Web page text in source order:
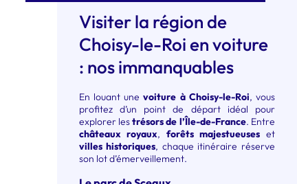
Visiter la région de
Choisy-le-Roi en voiture
: nos immanquables
En louant unevoiture à Choisy-le-Roi, vous
profitez d’un point de départ idéal pour
explorer lestrésors de l’Île-de-France. Entre
châteaux royaux, forêts majestueuses et
villes historiques, chaque itinéraire réserve
son lot d’émerveillement.